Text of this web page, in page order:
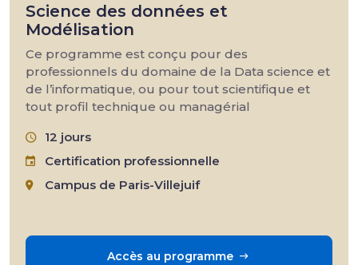
Science des données et
Modélisation
Ce programme est conçu pour des
professionnels du domaine de la Data science et
de l’informatique, ou pour tout scientifique et
tout profil technique ou managérial
12 jours
Certification professionnelle
Campus de Paris-Villejuif
Accès au programme